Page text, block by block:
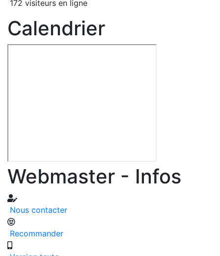
172 visiteurs en ligne
Calendrier
Webmaster - Infos
Nous contacter
Recommander